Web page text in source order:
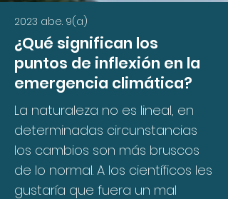
2023 abe. 9(a)
¿Qué significan los
puntos de inflexión en la
emergencia climática?
La naturaleza no es lineal, en
determinadas circunstancias
los cambios son más bruscos
de lo normal. A los científicos les
gustaría que fuera un mal